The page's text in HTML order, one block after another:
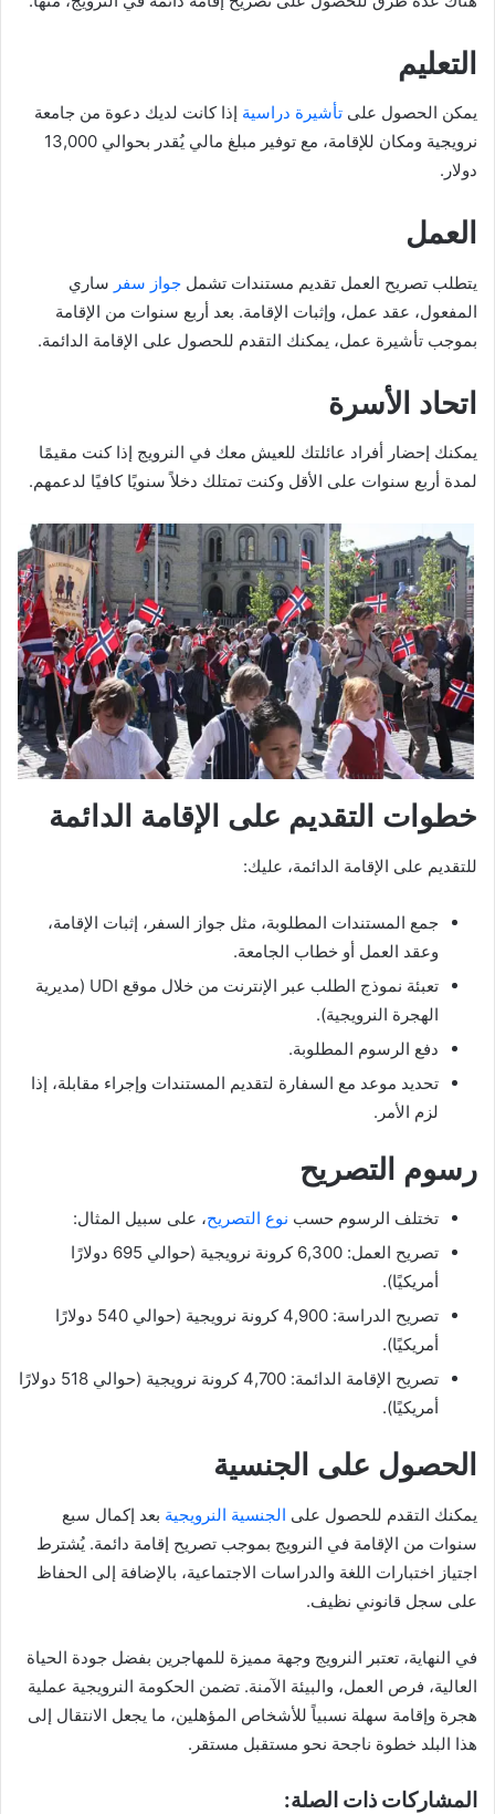
التعليم
يمكن الحصول على تأشيرة دراسية إذا كانت لديك دعوة من جامعة
نرويجية ومكان للإقامة، مع توفير مبلغ مالي يُقدر بحوالي 13,000
دولار.
العمل
يتطلب تصريح العمل تقديم مستندات تشمل جواز سفر ساري
المفعول، عقد عمل، وإثبات الإقامة. بعد أربع سنوات من الإقامة
بموجب تأشيرة عمل، يمكنك التقدم للحصول على الإقامة الدائمة.
اتحاد الأسرة
يمكنك إحضار أفراد عائلتك للعيش معك في النرويج إذا كنت مقيمًا
لمدة أربع سنوات على الأقل وكنت تمتلك دخلاً سنويًا كافيًا لدعمهم.
خطوات التقديم على الإقامة الدائمة
للتقديم على الإقامة الدائمة، عليك:
جمع المستندات المطلوبة، مثل جواز السفر، إثبات الإقامة،
وعقد العمل أو خطاب الجامعة.
تعبئة نموذج الطلب عبر الإنترنت من خلال موقع UDI (مديرية
الهجرة النرويجية).
دفع الرسوم المطلوبة.
تحديد موعد مع السفارة لتقديم المستندات وإجراء مقابلة، إذا
لزم الأمر.
رسوم التصريح
تختلف الرسوم حسب نوع التصريح، على سبيل المثال:
تصريح العمل: 6,300 كرونة نرويجية (حوالي 695 دولارًا
أمريكيًا).
تصريح الدراسة: 4,900 كرونة نرويجية (حوالي 540 دولارًا
أمريكيًا).
تصريح الإقامة الدائمة: 4,700 كرونة نرويجية (حوالي 518 دولارًا
أمريكيًا).
الحصول على الجنسية
يمكنك التقدم للحصول على الجنسية النرويجية بعد إكمال سبع
سنوات من الإقامة في النرويج بموجب تصريح إقامة دائمة. يُشترط
اجتياز اختبارات اللغة والدراسات الاجتماعية، بالإضافة إلى الحفاظ
على سجل قانوني نظيف.
في النهاية، تعتبر النرويج وجهة مميزة للمهاجرين بفضل جودة الحياة
العالية، فرص العمل، والبيئة الآمنة. تضمن الحكومة النرويجية عملية
هجرة وإقامة سهلة نسبياً للأشخاص المؤهلين، ما يجعل الانتقال إلى
هذا البلد خطوة ناجحة نحو مستقبل مستقر.
المشاركات ذات الصلة: